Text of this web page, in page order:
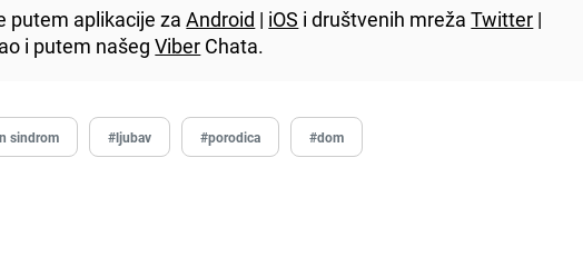
putem aplikacije zaAndroid | iOS i društvenih mrežaTwitter |
i putem našegViber Chata.
sindrom #ljubav #porodica #dom